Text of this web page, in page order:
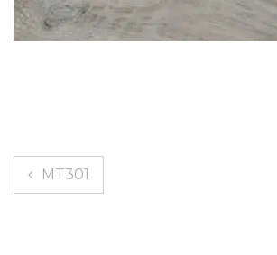
Bericht
navigatie
MT301